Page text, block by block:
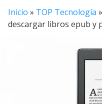
Inicio » TOP Tecnología »
descargar libros epub y